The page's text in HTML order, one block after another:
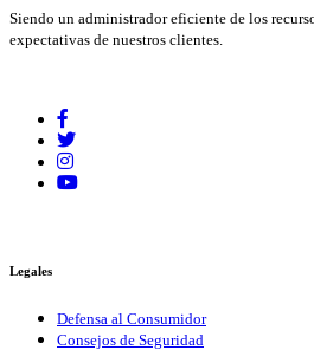
Siendo un administrador eficiente de los
expectativas de nuestros clientes.
Legales
Defensa al Consumidor
Consejos de Seguridad